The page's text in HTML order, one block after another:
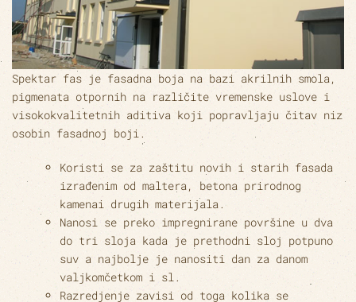
Spektar fas je fasadna boja na bazi akrilnih smola,
pigmenata otpornih na različite vremenske uslove i
visokokvalitetnih aditiva koji popravljaju čitav niz
osobin fasadnoj boji.
Koristi se za zaštitu novih i starih fasada
izrađenim od maltera, betona prirodnog
kamenai drugih materijala.
Nanosi se preko impregnirane površine u dva
do tri sloja kada je prethodni sloj potpuno
suv a najbolje je nanositi dan za danom
valjkomčetkom i sl.
Razredjenje zavisi od toga kolika se